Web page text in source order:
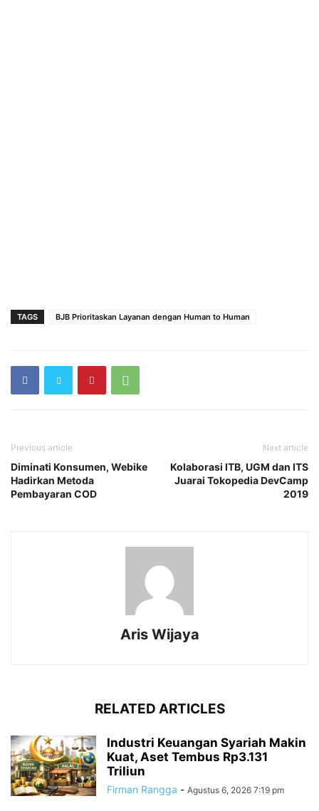
TAGS BJB Prioritaskan Layanan dengan Human to Human
Previous article
Diminati Konsumen, Webike
Hadirkan Metoda
Pembayaran COD
Next article
Kolaborasi ITB, UGM dan ITS
Juarai Tokopedia DevCamp
2019
Aris Wijaya
RELATED ARTICLES
Industri Keuangan Syariah Makin
Kuat, Aset Tembus Rp3.131
Triliun
Firman Rangga - Agustus 6, 2026 7:19 pm